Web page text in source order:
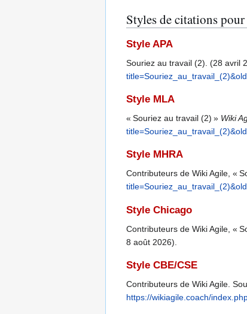
Styles de citations
Style APA
Souriez au travail (2). (28 avril
Style MLA
« Souriez au travail (2) » Wiki
Style MHRA
Contributeurs de Wiki Agile, «
Style Chicago
Contributeurs de Wiki Agile, «
8 août 2026).
Style CBE/CSE
Contributeurs de Wiki Agile.
https://wikiagile.coach/